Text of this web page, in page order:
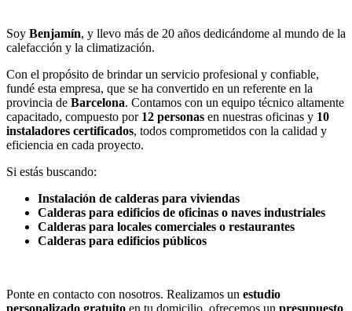
Soy Benjamín, y llevo más de 20 años dedicándome al mundo de la
calefacción y la climatización.
Con el propósito de brindar un servicio profesional y confiable,
fundé esta empresa, que se ha convertido en un referente en la
provincia de Barcelona. Contamos con un equipo técnico altamente
capacitado, compuesto por 12 personas en nuestras oficinas y 10
instaladores certificados, todos comprometidos con la calidad y
eficiencia en cada proyecto.
Si estás buscando:
Instalación de calderas para viviendas
Calderas para edificios de oficinas o naves industriales
Calderas para locales comerciales o restaurantes
Calderas para edificios públicos
Ponte en contacto con nosotros. Realizamos un estudio